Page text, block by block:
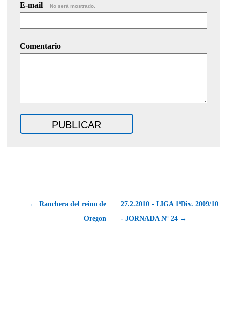
E-mail No será mostrado.
Comentario
← Ranchera del reino de
Oregon
27.2.2010 - LIGA 1ªDiv. 2009/10
- JORNADA Nº 24 →